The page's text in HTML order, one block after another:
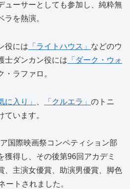
ューサーとしても参加し、純粋無
を熱演。
役には 「ライトハウス」 などのウ
士ダンカン役には 「ダーク・ウォ
・ラファロ。
に入り」 「クルエラ」 のトニ
ています。
国際映画祭コンペティション部
獲得し、その後第96回アカデミ
、主演女優賞、助演男優賞、脚色
ートされました。